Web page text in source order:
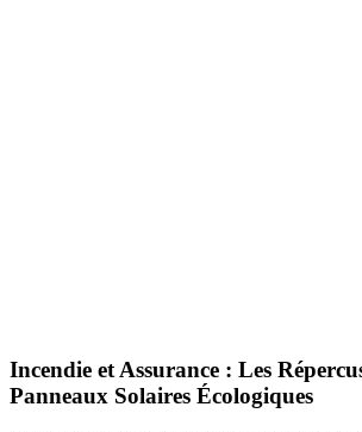
Incendie et Assurance : Les
Panneaux Solaires Écologiques